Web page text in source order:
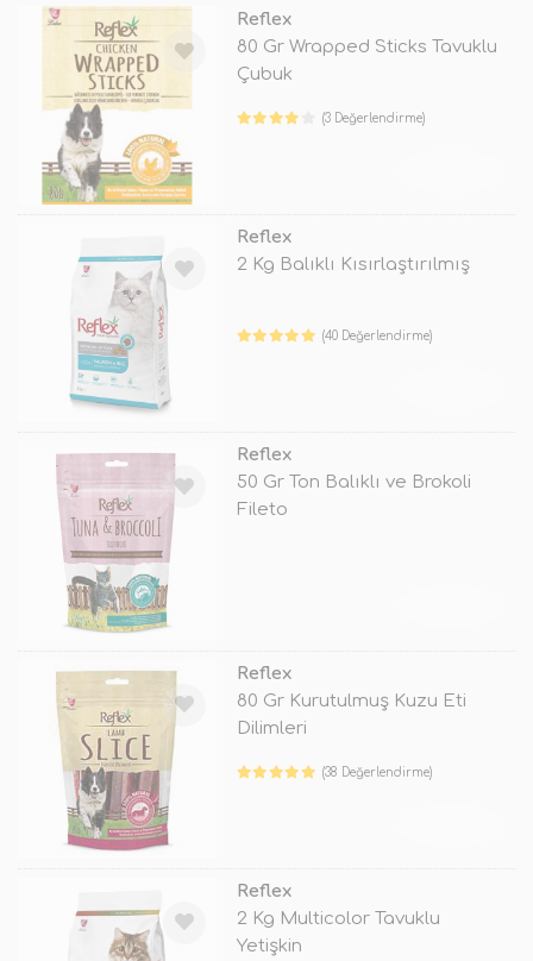
Reflex
80 Gr Wrapped Sticks Tavuklu
Çubuk
(3 Değerlendirme)
Reflex
2 Kg Balıklı Kısırlaştırılmış
(40 Değerlendirme)
Reflex
50 Gr Ton Balıklı ve Brokoli
Fileto
Reflex
80 Gr Kurutulmuş Kuzu Eti
Dilimleri
(38 Değerlendirme)
Reflex
2 Kg Multicolor Tavuklu
Yetişkin